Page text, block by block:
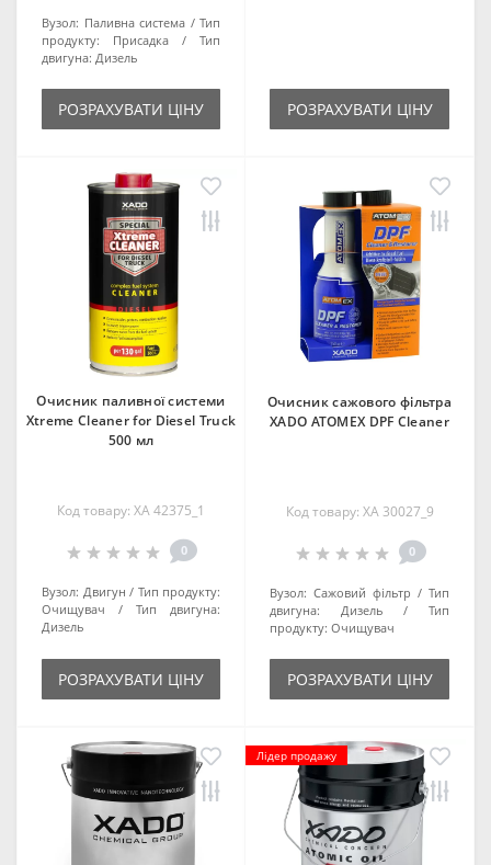
Вузол: Паливна система
Тип
продукту:
Присадка
Тип
двигуна: Дизель
РОЗРАХУВАТИ ЦІНУ РОЗРАХУВАТИ ЦІНУ
Очисник паливної системи
Xtreme Cleaner for Diesel Truck
500 мл
Код товару: ХА 42375_1
0
Вузол: Двигун
Тип продукту:
Очищувач
Тип двигуна:
Дизель
РОЗРАХУВАТИ ЦІНУ
Очисник сажового фільтра
XADO ATOMEX DPF Cleaner
Код товару: XA 30027_9
0
Вузол: Сажовий фільтр
Тип
двигуна:
Дизель
Тип
продукту: Очищувач
РОЗРАХУВАТИ ЦІНУ
Лідер продажу